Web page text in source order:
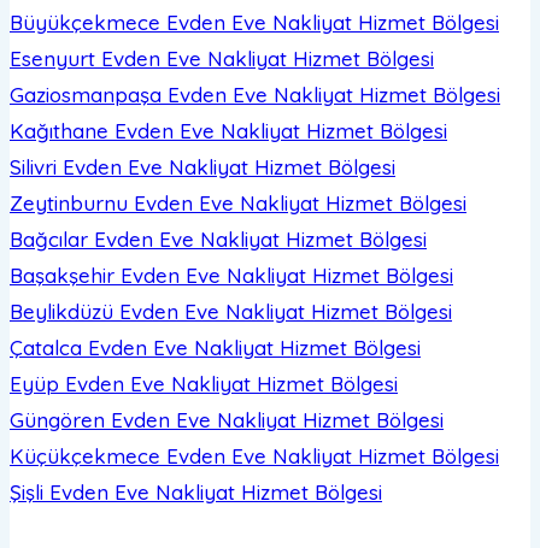
Büyükçekmece Evden Eve Nakliyat Hizmet Bölgesi
Esenyurt Evden Eve Nakliyat Hizmet Bölgesi
Gaziosmanpaşa Evden Eve Nakliyat Hizmet Bölgesi
Kağıthane Evden Eve Nakliyat Hizmet Bölgesi
Silivri Evden Eve Nakliyat Hizmet Bölgesi
Zeytinburnu Evden Eve Nakliyat Hizmet Bölgesi
Bağcılar Evden Eve Nakliyat Hizmet Bölgesi
Başakşehir Evden Eve Nakliyat Hizmet Bölgesi
Beylikdüzü Evden Eve Nakliyat Hizmet Bölgesi
Çatalca Evden Eve Nakliyat Hizmet Bölgesi
Eyüp Evden Eve Nakliyat Hizmet Bölgesi
Güngören Evden Eve Nakliyat Hizmet Bölgesi
Küçükçekmece Evden Eve Nakliyat Hizmet Bölgesi
Şişli Evden Eve Nakliyat Hizmet Bölgesi